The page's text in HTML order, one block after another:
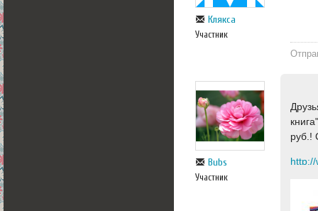
Клякса
Участник
Bubs
Участник
руб.!